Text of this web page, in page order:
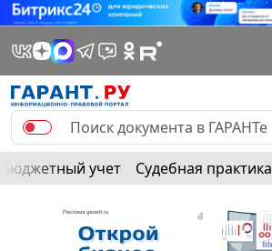
Бюджетный учет Судебная практика